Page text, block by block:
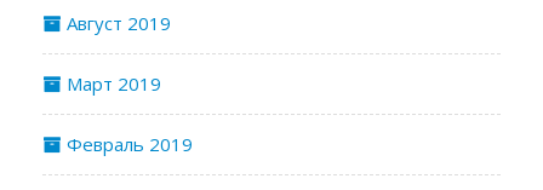
Август 2019
Март 2019
Февраль 2019